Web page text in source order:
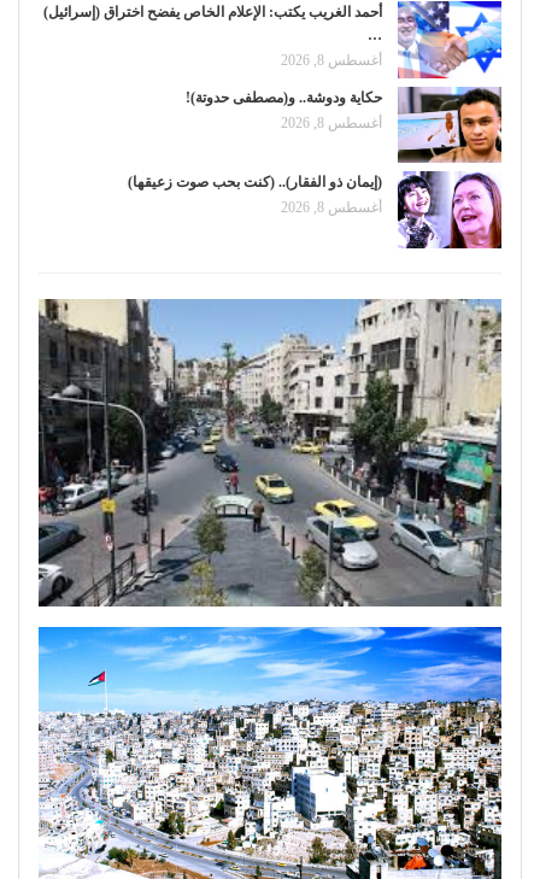
أحمد الغريب يكتب: الإعلام الخاص يفضح اختراق (إسرائيل)
…
أغسطس 8, 2026
حكاية ودوشة.. و(مصطفى حدوتة)!
أغسطس 8, 2026
(إيمان ذو الفقار).. (كنت بحب صوت زعيقها)
أغسطس 8, 2026